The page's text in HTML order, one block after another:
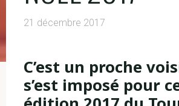
21 décembre 2017
C’est un proche
s’est imposé pour